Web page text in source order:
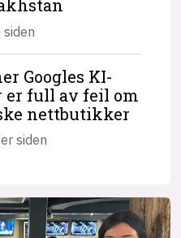
siden
Googles KI-
er full av feil om
nettbutikker
siden